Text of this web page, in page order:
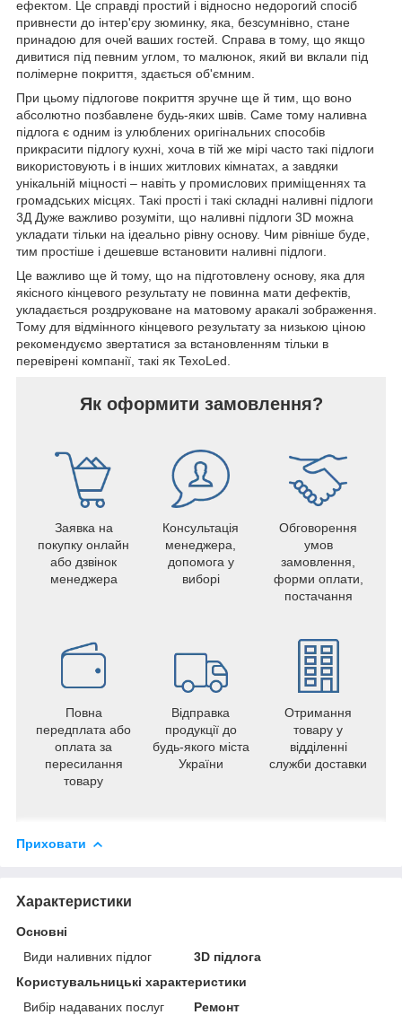
ефектом. Це справді простий і відносно недорогий спосіб
привнести до інтер'єру зюминку, яка, безсумнівно, стане
принадою для очей ваших гостей. Справа в тому, що якщо
дивитися під певним углом, то малюнок, який ви вклали під
полімерне покриття, здається об'ємним.
При цьому підлогове покриття зручне ще й тим, що воно
абсолютно позбавлене будь-яких швів. Саме тому наливна
підлога є одним із улюблених оригінальних способів
прикрасити підлогу кухні, хоча в тій же мірі часто такі підлоги
використовують і в інших житлових кімнатах, а завдяки
унікальній міцності – навіть у промислових приміщеннях та
громадських місцях. Такі прості і такі складні наливні підлоги
3Д Дуже важливо розуміти, що наливні підлоги 3D можна
укладати тільки на ідеально рівну основу. Чим рівніше буде,
тим простіше і дешевше встановити наливні підлоги.
Це важливо ще й тому, що на підготовлену основу, яка для
якісного кінцевого результату не повинна мати дефектів,
укладається роздруковане на матовому аракалі зображення.
Тому для відмінного кінцевого результату за низькою ціною
рекомендуємо звертатися за встановленням тільки в
перевірені компанії, такі як TexoLed.
Як оформити замовлення?
Заявка на
покупку онлайн
або дзвінок
менеджера
Консультація
менеджера,
допомога у
виборі
Обговорення
умов
замовлення,
форми оплати,
постачання
Повна
передплата або
оплата за
пересилання
товару
Відправка
продукції до
будь-якого міста
України
Отримання
товару у
відділенні
служби доставки
Приховати
Характеристики
Основні
Види наливних підлог
3D підлога
Користувальницькі характеристики
Вибір надаваних послуг
Ремонт